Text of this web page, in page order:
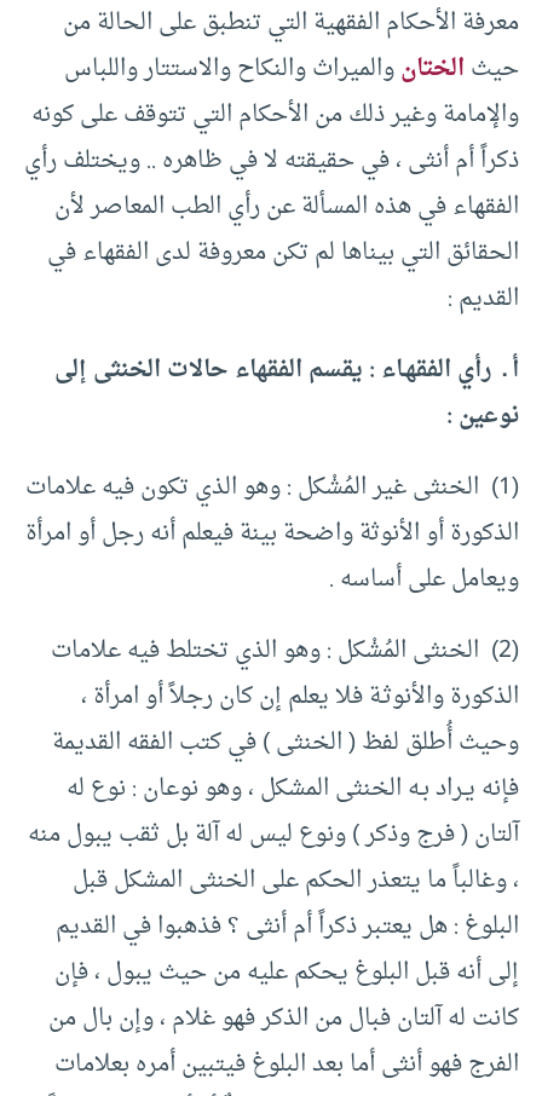
معرفة الأحكام الفقهية التي تنطبق على الحالة من
حيثالختانوالميراث والنكاح والاستتار واللباس
والإمامة وغير ذلك من الأحكام التي تتوقف على كونه
ذكراً أم أنثى ، في حقيقته لا في ظاهره .. ويختلف رأي
الفقهاء في هذه المسألة عن رأي الطب المعاصر لأن
الحقائق التي بيناها لم تكن معروفة لدى الفقهاء في
القديم :
أ ـ رأي الفقهـاء : يقسم الفقهاء حالات الخنثى إلى
نوعين :
(1) الخنثى غير المُشْكل : وهو الذي تكون فيه علامات
الذكورة أو الأنوثة واضحة بينة فيعلم أنه رجل أو امرأة
ويعامل على أساسه .
(2) الخنثى المُشْكل : وهو الذي تختلط فيه علامات
الذكورة والأنوثـة فلا يعلم إن كان رجلاً أو امرأة ،
وحيث أُطلق لفظ ( الخنثى ) في كتب الفقه القديمة
فإنه يـراد بـه الخنثى المشكل ، وهو نوعان : نوع له
آلتان ( فرج وذكر ) ونوع ليس له آلة بل ثقب يبول منه
، وغالباً ما يتعذر الحكم على الخنثى المشكل قبل
البلوغ : هل يعتبر ذكراً أم أنثى ؟ فذهبوا في القديم
إلى أنه قبل البلوغ يحكم عليه من حيث يبول ، فإن
كانت له آلتان فبال من الذكر فهو غلام ، وإن بال من
الفرج فهو أنثى أما بعد البلوغ فيتبين أمره بعلامات